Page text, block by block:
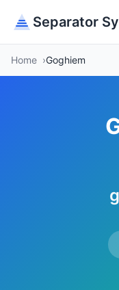
Separator
Home Goghiem